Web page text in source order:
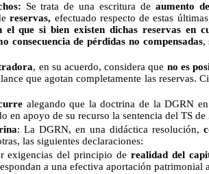
Se trata de una escritura de aumento
reservas, efectuado respecto de estas
que si bien existen dichas reservas en
consecuencia de pérdidas no compensadas,
, en su acuerdo, considera que no es
que agotan completamente las reservas.
alegando que la doctrina de la DGRN
en apoyo de su recurso la sentencia del TS
: La DGRN, en una didáctica resolución,
las siguientes declaraciones:
del principio derealidad del
a una efectiva aportación patrimonial